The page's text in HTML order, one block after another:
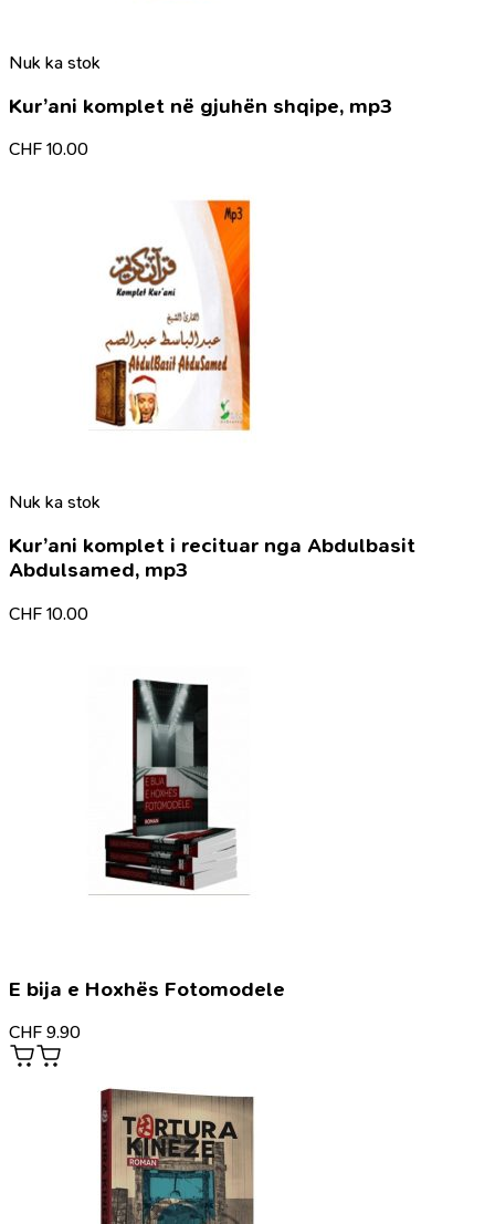
Nuk ka stok
Kur’ani komplet në gjuhën shqipe, mp3
CHF 10.00
Nuk ka stok
Kur’ani komplet i recituar nga Abdulbasit
Abdulsamed, mp3
CHF 10.00
E bija e Hoxhës Fotomodele
CHF 9.90